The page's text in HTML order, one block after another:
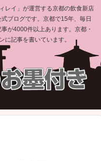
レイ」が運営する京都の飲食新店
ブログです。京都で15年、毎日
が4000件以上あります。京都・
に記事を書いています。